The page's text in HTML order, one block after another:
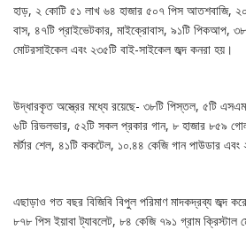
হাড়, ২ কোটি ৫১ লাখ ৬৪ হাজার ৫০৭ পিস আতশবাজি,
বাস, ৪৭টি প্রাইভেটকার, মাইক্রোবাস, ৯১টি পিকআপ,
মোটরসাইকেল এবং ২৩৫টি বাই-সাইকেল জব্দ কনরা হয়।
উদ্ধারকৃত অস্ত্রের মধ্যে রয়েছে- ৩৮টি পিস্তল, ৫টি
৬টি রিভলভার, ৫২টি সকল প্রকার গান, ৮ হাজার ৮৫৯
মর্টার শেল, ৪১টি ককটেল, ১০.৪৪ কেজি গান পাউডার এবং
এছাড়াও গত বছর বিজিবি বিপুল পরিমাণ মাদকদ্রব্য জব্দ
৮৭৮ পিস ইয়াবা ট্যাবলেট, ৮৪ কেজি ৭৯১ গ্রাম